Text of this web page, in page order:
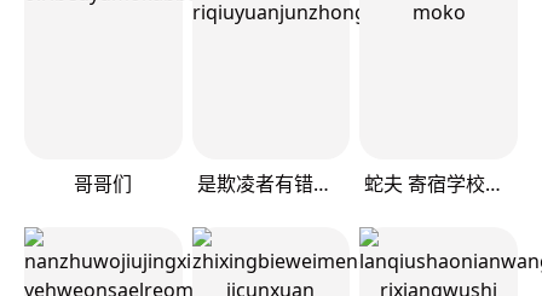
哥哥们 是欺凌者有错、还是被欺凌者有错？ 蛇夫 寄宿学校人外日记